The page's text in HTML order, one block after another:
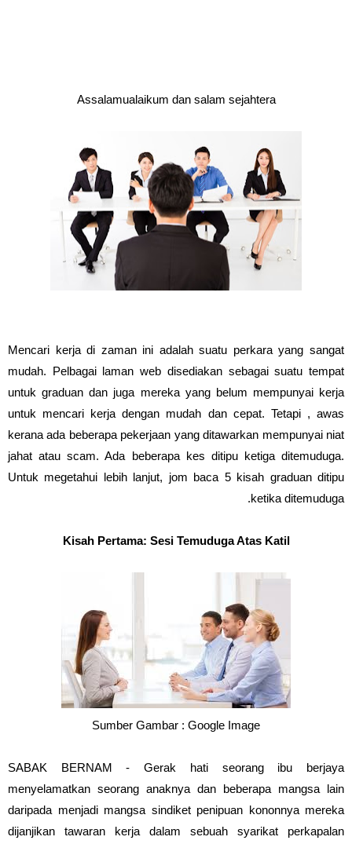
Assalamualaikum dan salam sejahtera
Mencari kerja di zaman ini adalah suatu perkara yang sangat
mudah. Pelbagai laman web disediakan sebagai suatu tempat
untuk graduan dan juga mereka yang belum mempunyai kerja
untuk mencari kerja dengan mudah dan cepat. Tetapi , awas
kerana ada beberapa pekerjaan yang ditawarkan mempunyai niat
jahat atau scam. Ada beberapa kes ditipu ketiga ditemuduga.
Untuk megetahui lebih lanjut, jom baca 5 kisah graduan ditipu
ketika ditemuduga.
Kisah Pertama: Sesi Temuduga Atas Katil
Sumber Gambar : Google Image
SABAK BERNAM - Gerak hati seorang ibu berjaya
menyelamatkan seorang anaknya dan beberapa mangsa lain
daripada menjadi mangsa sindiket penipuan kononnya mereka
dijanjikan tawaran kerja dalam sebuah syarikat perkapalan